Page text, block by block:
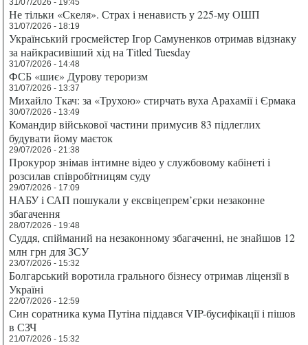
31/07/2026 - 19:45
Не тільки «Скеля». Страх і ненависть у 225-му ОШП
31/07/2026 - 18:19
Український гросмейстер Ігор Самуненков отримав відзнаку
за найкрасивіший хід на Titled Tuesday
31/07/2026 - 14:48
ФСБ «шиє» Дурову тероризм
31/07/2026 - 13:37
Михайло Ткач: за «Трухою» стирчать вуха Арахамії і Єрмака
30/07/2026 - 13:49
Командир військової частини примусив 83 підлеглих
будувати йому маєток
29/07/2026 - 21:38
Прокурор знімав інтимне відео у службовому кабінеті і
розсилав співробітницям суду
29/07/2026 - 17:09
НАБУ і САП пошукали у ексвіцепрем’єрки незаконне
збагачення
28/07/2026 - 19:48
Суддя, спійманий на незаконному збагаченні, не знайшов 12
млн грн для ЗСУ
23/07/2026 - 15:32
Болгарський воротила грального бізнесу отримав ліцензії в
Україні
22/07/2026 - 12:59
Син соратника кума Путіна піддався VIP-бусифікації і пішов
в СЗЧ
21/07/2026 - 15:32